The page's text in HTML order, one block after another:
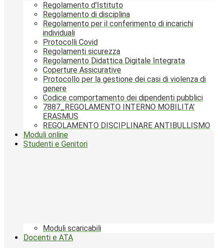
Regolamento d'Istituto
Regolamento di disciplina
Regolamento per il conferimento di incarichi
individuali
Protocolli Covid
Regolamenti sicurezza
Regolamento Didattica Digitale Integrata
Coperture Assicurative
Protocollo per la gestione dei casi di violenza di
genere
Codice comportamento dei dipendenti pubblici
7887_REGOLAMENTO INTERNO MOBILITA'
ERASMUS
REGOLAMENTO DISCIPLINARE ANTIBULLISMO
Moduli online
Studenti e Genitori
Moduli scaricabili
Docenti e ATA